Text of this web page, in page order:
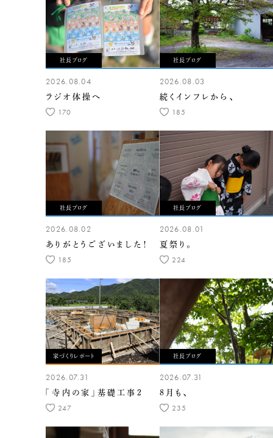
社長ブログ
2026.08.04
ラジオ体操へ
170
社長ブログ
2026.08.03
続くインフレから、
185
社長ブログ
2026.08.02
ありがとうございました！
185
社長ブログ
2026.08.01
夏祭り。
224
家づくりレポート
2026.07.31
「寺内の家」基礎工事2
247
社長ブログ
2026.07.31
8月も、
235